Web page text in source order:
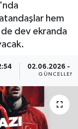
hem
de dev ekranda
02.06.2026 -